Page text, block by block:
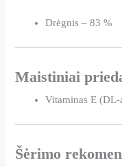
Drėgnis – 83 %
Maistiniai
Vitaminas E
Šėrimo